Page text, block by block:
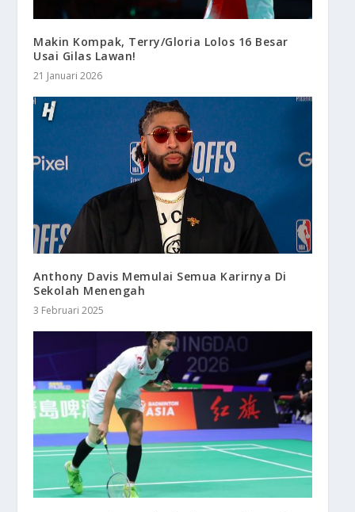
Makin Kompak, Terry/Gloria Lolos 16 Besar
Usai Gilas Lawan!
21 Januari 2026
Anthony Davis Memulai Semua Karirnya Di
Sekolah Menengah
3 Februari 2025